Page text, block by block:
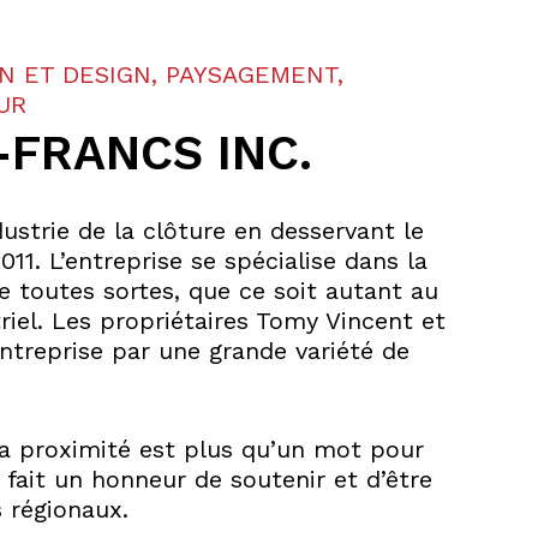
ET DESIGN, PAYSAGEMENT,
INC.
de la clôture en desservant le
L’entreprise se spécialise dans la
toutes sortes, que ce soit autant au
Les propriétaires Tomy Vincent et
par une grande variété de
proximité est plus qu’un mot pour
fait un honneur de soutenir et d’être